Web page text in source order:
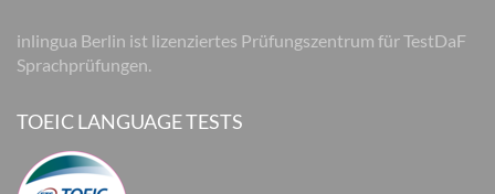
inlingua Berlin ist lizenziertes Prüfungszentrum für TestDaF
Sprachprüfungen.
TOEIC LANGUAGE TESTS